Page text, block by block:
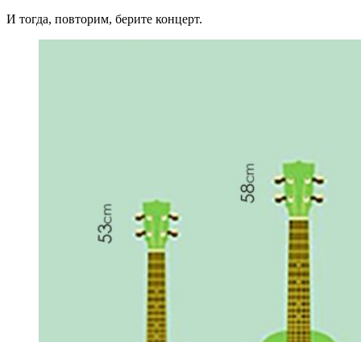
И тогда, повторим, берите концерт.